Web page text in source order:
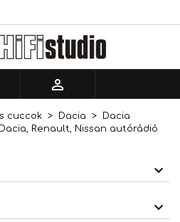

cuccok Dacia
Dacia
Dacia, Renault, Nissan autórádió
×
×
×
Mégsem Bejelentkezés